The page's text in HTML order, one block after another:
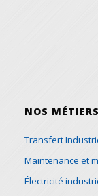
NOS MÉTIERS
Transfert
Maintenance et
Électricité